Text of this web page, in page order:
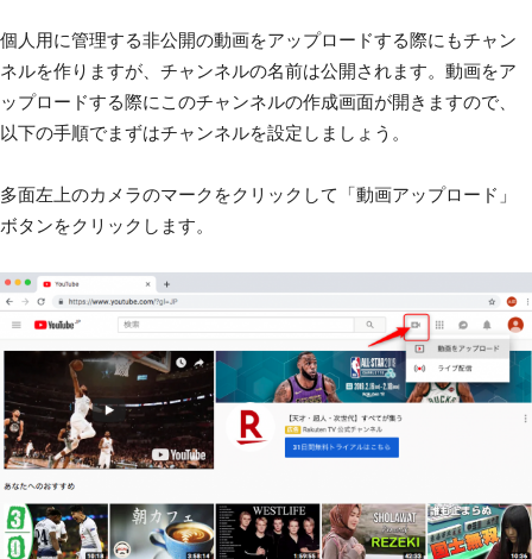
個人用に管理する非公開の動画をアップロードする際にもチャン
ネルを作りますが、チャンネルの名前は公開されます。動画をア
ップロードする際にこのチャンネルの作成画面が開きますので、
以下の手順でまずはチャンネルを設定しましょう。
多面左上のカメラのマークをクリックして「動画アップロード」
ボタンをクリックします。